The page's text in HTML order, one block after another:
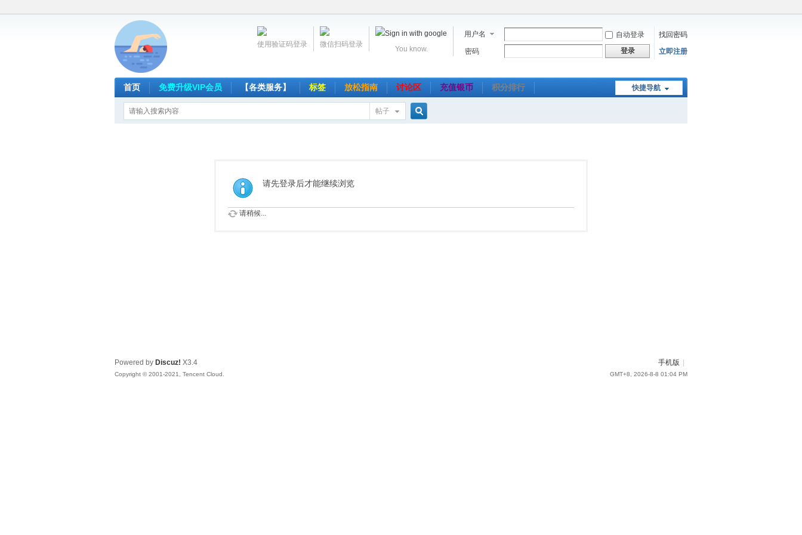
用户名 自动登录
找回密码
密码
登录 立即注册
You know.
微信扫码登录
使用验证码登录
快捷导航
首页 免费升级VIP会员 【各类服务】 标签 放松指南 讨论区 充值银币 积分排行
帖子
请先登录后才能继续浏览
请稍候...
手机版
GMT+8, 2026-8-8 01:04 PM
Powered by Discuz! X3.4
Copyright © 2001-2021, Tencent Cloud.